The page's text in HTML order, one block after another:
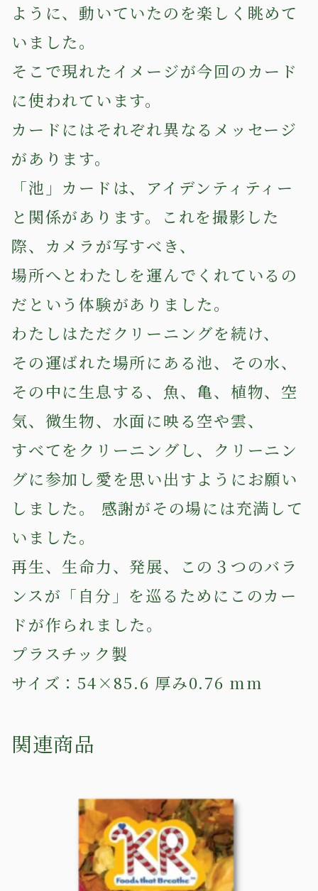
ように、動いていたのを楽しく眺めて
いました。
そこで現れたイメージが今回のカード
に使われています。
カードにはそれぞれ異なるメッセージ
があります。
「池」カードは、アイデンティティー
と関係があります。これを撮影した
際、カメラが写すべき、
場所へとわたしを運んでくれているの
だという体験がありました。
わたしはただクリーニングを続け、
その運ばれた場所にある池、その水、
その中に生息する、魚、亀、植物、空
気、微生物、水面に映る空や雲、
すべてをクリーニングし、クリーニン
グに参加し愛を思い出すようにお願い
しました。 感謝がその場には充満して
いました。
再生、生命力、発展、この３つのバラ
ンスが「自分」を巡るためにこのカー
ドが作られました。
プラスチック製
サイズ：54×85.6 厚み0.76 mm
関連商品